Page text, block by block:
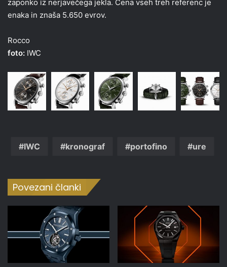
zaponko iz nerjavečega jekla. Cena vseh treh referenc je
enaka in znaša 5.650 evrov.
Rocco
foto: IWC
IWC kronograf portofino ure
Povezani članki